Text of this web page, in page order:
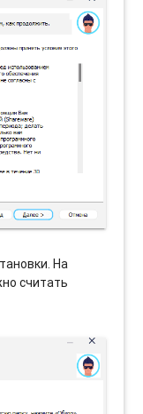
На
считать